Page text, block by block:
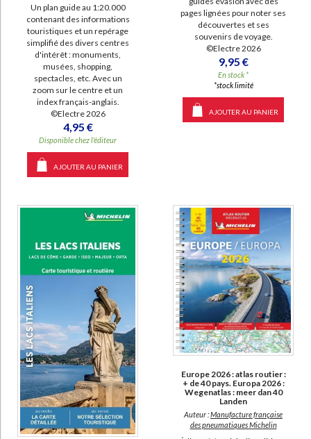
Un plan guide au 1:20.000
contenant des informations
touristiques et un repérage
simplifié des divers centres
d'intérêt : monuments,
musées, shopping,
spectacles, etc. Avec un
zoom sur le centre et un
index français-anglais.
©Electre 2026
4,95 €
Disponible chez l'éditeur
AJOUTER AU PANIER
pages lignées pour noter ses
découvertes et ses
souvenirs de voyage.
©Electre 2026
9,95 €
En stock *
*stock limité
AJOUTER AU PANIER
Europe 2026 : atlas routier :
+ de 40 pays. Europa 2026 :
Wegenatlas : meer dan 40
Landen
Auteur :Manufacture française
des pneumatiques Michelin